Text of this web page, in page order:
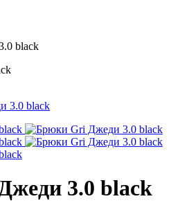
black
3.0 black